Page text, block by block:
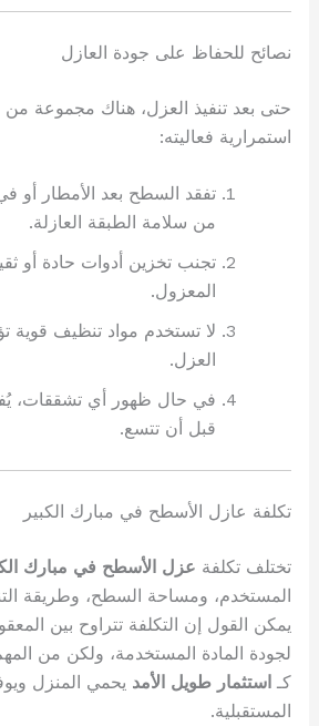
نصائح للحفاظ على جودة العازل
حتى بعد تنفيذ العزل، هناك مجموعة من
استمرارية فعاليته:
تفقد السطح بعد الأمطار أو
من سلامة الطبقة العازلة.
تجنب تخزين أدوات حادة أو
المعزول.
لا تستخدم مواد تنظيف قوية
العزل.
في حال ظهور أي تشققات،
قبل أن تتسع.
تكلفة عازل الأسطح في مبارك الكبير
تختلف تكلفة عزل الأسطح في مبارك
المستخدم، ومساحة السطح، وطريقة
يمكن القول إن التكلفة تتراوح بين
لجودة المادة المستخدمة، ولكن من
كـ استثمار طويل الأمد يحمي المنزل
المستقبلية.